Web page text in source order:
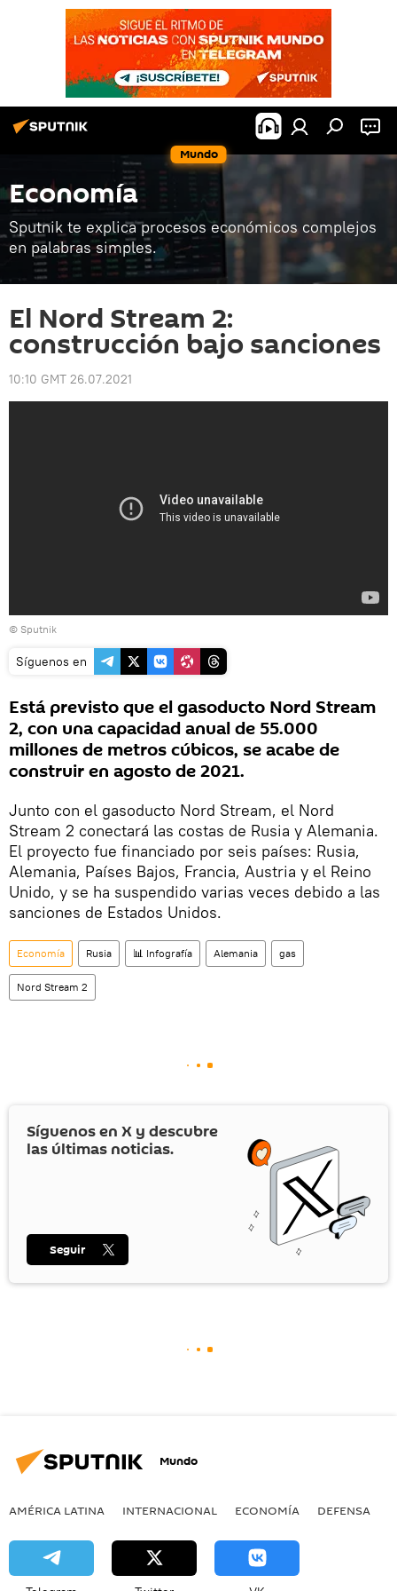
Mundo
Economía
Sputnik te explica procesos económicos complejos
en palabras simples.
El Nord Stream 2:
construcción bajo sanciones
10:10 GMT 26.07.2021
© Sputnik
Síguenos en
Está previsto que el gasoducto Nord Stream
2, con una capacidad anual de 55.000
millones de metros cúbicos, se acabe de
construir en agosto de 2021.
Junto con el gasoducto Nord Stream, el Nord
Stream 2 conectará las costas de Rusia y Alemania.
El proyecto fue financiado por seis países: Rusia,
Alemania, Países Bajos, Francia, Austria y el Reino
Unido, y se ha suspendido varias veces debido a las
sanciones de Estados Unidos.
Economía Rusia 📊 Infografía Alemania gas
Nord Stream 2
Síguenos en X y descubre
las últimas noticias.
Seguir
Mundo
AMÉRICA LATINA INTERNACIONAL ECONOMÍA DEFENSA